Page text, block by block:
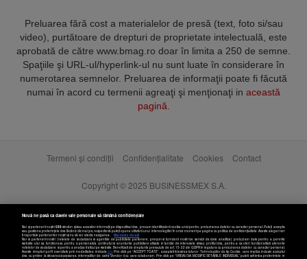
Preluarea fără cost a materialelor de presă (text, foto si/sau
video), purtătoare de drepturi de proprietate intelectuală, este
aprobată de către www.bmag.ro doar în limita a 250 de semne.
Spaţiile şi URL-ul/hyperlink-ul nu sunt luate în considerare în
numerotarea semnelor. Preluarea de informaţii poate fi făcută
numai în acord cu termenii agreaţi şi menţionaţi in această
pagină
Termeni și condiții Confidențialitate Cookies Contact
Copyright © 2025 BUSINESSMEX S.A.
Nouă ne pasă ca datele tale personale să rămână confidențiale
Noi și partenerii noștri589stocăm și/sau accesăm informații pe dispozitivul dvs., precum identificatorii cookie unici pentru prelucrarea datelor cu caracter personal. Puteți accepta
sau gestiona preferințele dvs. făcând clic mai jos, respectiv vă puteți opune utilizării unui interes legitim în orice moment pe pagina cu politica de confidențialitate. Aceste alegeri vor
fi raportate partenerilor noștri și nu vă vor afecta navigarea.
Mai multe detalii
Noi si partenerii nostri (retelele de socializare si agentiile de publicitate partenere, precum si furnizorii nostri de servicii de date analitice) prelucram date pentru a permite
website-ului sa functioneze, pentru a personaliza continutul si anunturile publicitare afisate in functie de interesele si/sau profilul dvs., pentru a va oferi functionalitati aferente
retelelor de socializare si pentru a analiza traficul pe website. Beneficiati de drepturile prevazute de art. 15-22 din GDPR in legatura cu prelucrarea datelor cu caracter personal.
Aceste drepturi pot fi exercitate prin modalitatea indicataaici. Prin click pe “ACCEPT TOATE”, acceptati folosirea tuturor Tehnologiilor de tip Cookie, care implica inclusiv acceptul
dvs. cu privire la stocarea/accesarea informatiilor de catre Vendor-ii cu care colaboram. Prin click pe “VREAU SA MODIFIC SETARILE INDIVIDUAL” puteti schimba preferintele in